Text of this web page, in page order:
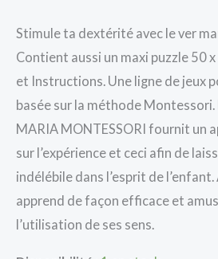
Stimule ta dextérité avec le ver
Contient aussi un maxi puzzle 50
et Instructions. Une ligne de jeux
basée sur la méthode Montessori.
MARIA MONTESSORI fournit un
sur l’expérience et ceci afin de
indélébile dans l’esprit de l’enfant.
apprend de façon efficace et
l’utilisation de ses sens.